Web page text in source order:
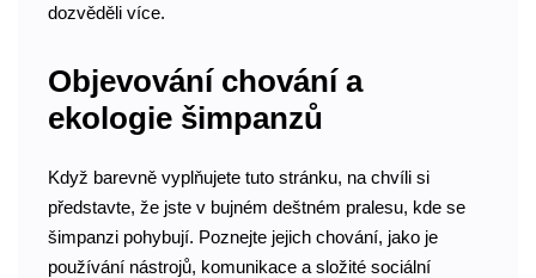
dozvěděli více.
Objevování chování a
ekologie šimpanzů
Když barevně vyplňujete tuto stránku, na chvíli si
představte, že jste v bujném deštném pralesu, kde se
šimpanzi pohybují. Poznejte jejich chování, jako je
používání nástrojů, komunikace a složité sociální